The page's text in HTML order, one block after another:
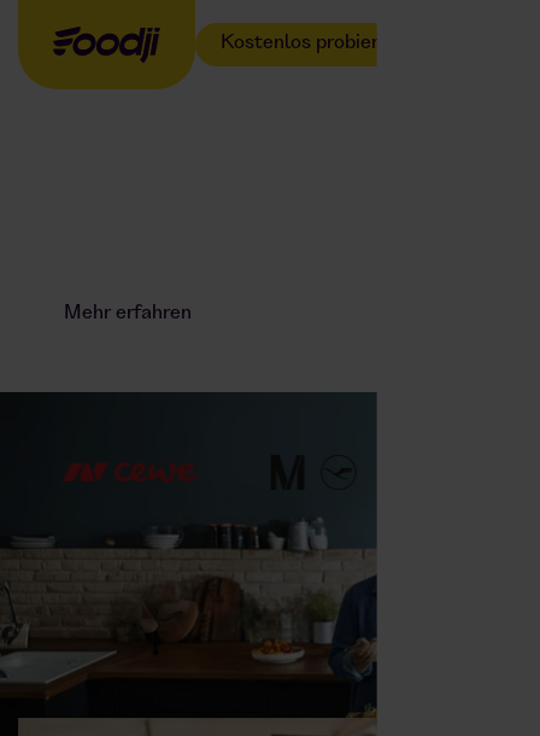
Kostenlos probieren
Mehr erfahren
WARUM FOODJI
Wie revolutioniert der Foodji
die Mitarbeiterverpflegung?